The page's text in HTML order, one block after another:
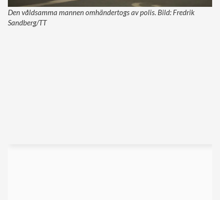
Den våldsamma mannen omhändertogs av polis. Bild: Fredrik
Sandberg/TT